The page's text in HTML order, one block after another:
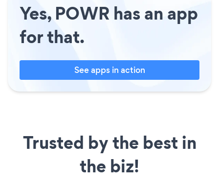
Yes, POWR has an app
for that.
See apps in action
Trusted by the best in
the biz!